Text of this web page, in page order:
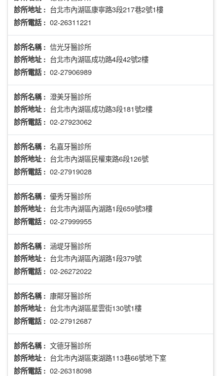
診所地址 : 台北市內湖區康寧路3段217巷2號1樓
診所電話 : 02-26311221
診所名稱 : 信光牙醫診所
診所地址 : 台北市內湖區成功路4段42號2樓
診所電話 : 02-27906989
診所名稱 : 澄美牙醫診所
診所地址 : 台北市內湖區成功路3段181號2樓
診所電話 : 02-27923062
診所名稱 : 名嘉牙醫診所
診所地址 : 台北市內湖區民權東路6段126號
診所電話 : 02-27919028
診所名稱 : 優秀牙醫診所
診所地址 : 台北市內湖區內湖路1段659號3樓
診所電話 : 02-27999955
診所名稱 : 涵堤牙醫診所
診所地址 : 台北市內湖區內湖路1段379號
診所電話 : 02-26272022
診所名稱 : 康鄰牙醫診所
診所地址 : 台北市內湖區星雲街130號1樓
診所電話 : 02-27912687
診所名稱 : 文德牙醫診所
診所地址 : 台北市內湖區東湖路113巷66號地下室
診所電話 : 02-26318098